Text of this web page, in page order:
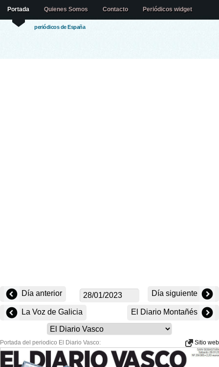
periódicos de España
Portada Quienes Somos Contacto Periódicos widget
Día anterior Día siguiente
La Voz de Galicia El Diario Montañés
Portada del periodico El Diario Vasco: Sitio web